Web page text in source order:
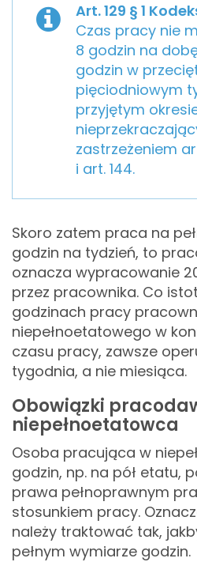
Art. 129 § 1
Czas pracy nie
8 godzin na
godzin w
pięciodniowym
przyjętym
zastrzeżeniem
i art. 144.
Skoro zatem praca na
godzin na tydzień, to
oznacza wypracowanie
przez pracownika. Co
godzinach pracy
niepełnoetatowego w
czasu pracy, zawsze
tygodnia, a nie miesiąca.
Obowiązki
niepełnoetatowca
Osoba pracująca w
godzin, np. na pół etatu,
prawa pełnoprawnym
stosunkiem pracy.
należy traktować tak,
pełnym wymiarze godzin.